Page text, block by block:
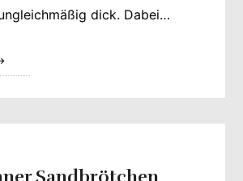
dick. Dabei…
Sandbrötchen